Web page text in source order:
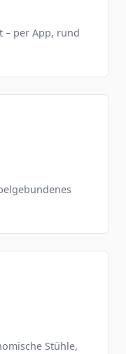
– per App, rund
Stühle,